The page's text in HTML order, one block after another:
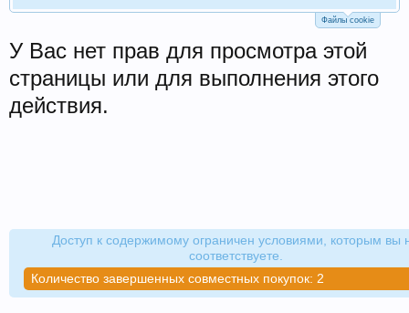
Файлы cookie
У Вас нет прав для просмотра этой
страницы или для выполнения этого
действия.
Доступ к содержимому ограничен условиями, которым вы
соответствуете.
Количество завершенных совместных покупок: 2